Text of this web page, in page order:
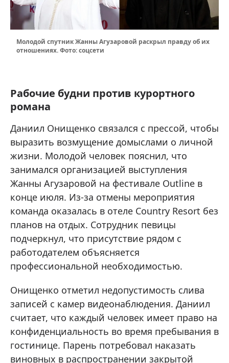
Молодой спутник Жанны Агузаровой раскрыл правду об их
отношениях. Фото: соцсети
Рабочие будни против курортного
романа
Даниил Онищенко связался с прессой, чтобы
выразить возмущение домыслами о личной
жизни. Молодой человек пояснил, что
занимался организацией выступления
Жанны Агузаровой на фестивале Outline в
конце июля. Из-за отмены мероприятия
команда оказалась в отеле Country Resort без
планов на отдых. Сотрудник певицы
подчеркнул, что присутствие рядом с
работодателем объясняется
профессиональной необходимостью.
Онищенко отметил недопустимость слива
записей с камер видеонаблюдения. Даниил
считает, что каждый человек имеет право на
конфиденциальность во время пребывания в
гостинице. Парень потребовал наказать
виновных в распространении закрытой